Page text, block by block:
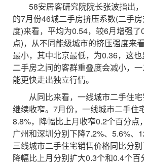
58安居客研究院院长张波指出，
的7月份46城二手房挤压系数(二手
度)来看，平均为0.54，较6月增强了
点)，从不同能级城市的挤压强度来
最小，其中北京最低，为0.36，这
二手房之间的客群重叠度会减小，
能更快走出独立行情。
从同比来看，一线城市二手住宅
继续收窄。7月份，一线城市二手住
8.8%，降幅比上月收窄0.2个百分点
广州和深圳分别下降7.2%、5.6%、
三线城市二手住宅销售价格同比分别
降幅比上月分别扩大0.3个和0.4个百